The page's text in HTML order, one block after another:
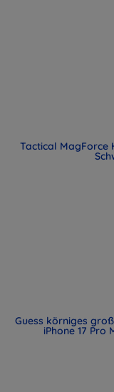
Tactical MagForce
Guess körniges
iPhone 17 Pro